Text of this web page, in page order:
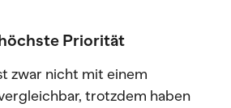
Priorität
zwar nicht mit einem
trotzdem haben